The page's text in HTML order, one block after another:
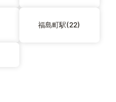
福島町駅(22)